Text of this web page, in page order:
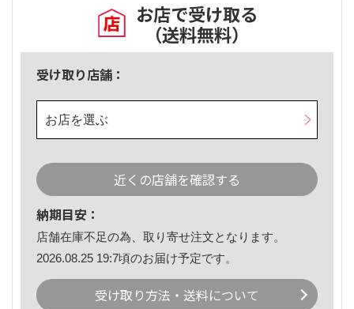
お店で受け取る
（送料無料）
受け取り店舗：
お店を選ぶ
近くの店舗を確認する
納期目安：
店舗在庫不足の為、取り寄せ注文となります。
2026.08.25 19:7頃のお届け予定です。
受け取り方法・送料について